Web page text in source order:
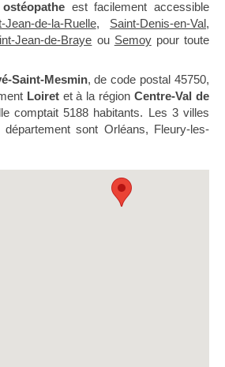
ostéopatheest facilement accessible
Jean-de-la-Ruelle, Saint-Denis-en-Val,
Jean-de-Braye ou Semoypour toute
Saint-Mesmin, de code postal 45750,
Loiretet à la régionCentre-Val de
comptait 5188 habitants. Les 3 villes
sont Orléans, Fleury-les-